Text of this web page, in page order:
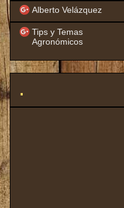
Alberto Velázquez
Tips y Temas
Agronómicos
.